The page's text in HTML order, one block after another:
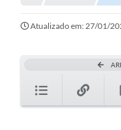
Atualizado em: 27/01/